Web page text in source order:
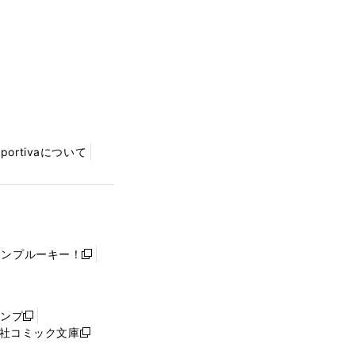
について
プルーキー！
新
ン
プ
新
し
コミック文庫
新